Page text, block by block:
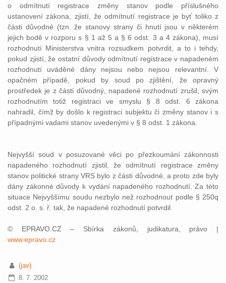
o odmítnutí registrace změny stanov podle příslušného
ustanovení zákona, zjistí, že odmítnutí registrace je byť toliko z
části důvodné (tzn. že stanovy strany či hnutí jsou v některém
jejich bodě v rozporu s § 1 až 5 a § 6 odst. 3 a 4 zákona), musí
rozhodnutí Ministerstva vnitra rozsudkem potvrdit, a to i tehdy,
pokud zjistí, že ostatní důvody odmítnutí registrace v napadeném
rozhodnutí uváděné dány nejsou nebo nejsou relevantní. V
opačném případě, pokud by soud po zjištění, že opravný
prostředek je z části důvodný, napadené rozhodnutí zrušil, svým
rozhodnutím totiž registraci ve smyslu § 8 odst. 6 zákona
nahradil, čímž by došlo k registraci subjektu či změny stanov i s
případnými vadami stanov uvedenými v § 8 odst. 1 zákona.
Nejvyšší soud v posuzované věci po přezkoumání zákonnosti
napadeného rozhodnutí zjistil, že odmítnutí registrace změny
stanov politické strany VRS bylo z části důvodné, a proto zde byly
dány zákonné důvody k vydání napadeného rozhodnutí. Za této
situace Nejvyššímu soudu nezbylo než rozhodnout podle § 250q
odst. 2 o. s. ř. tak, že napadené rozhodnutí potvrdil.
© EPRAVO.CZ – Sbírka zákonů, judikatura, právo |
www.epravo.cz
(jav)
8. 7. 2002